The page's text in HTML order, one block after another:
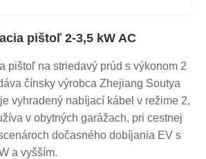
pištoľ 2-3,5 kW AC
pištoľ na striedavý prúd s výkonom 2
čínsky výrobca Zhejiang Soutya
vyhradený nabíjací kábel v režime 2,
v obytných garážach, pri cestnej
dočasného dobíjania EV s
a vyšším.